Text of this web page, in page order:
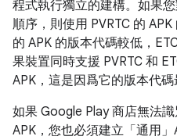
程式執行獨立的建構。如果
順序，則使用 PVRTC 的
的 APK 的版本代碼較低，
果裝置同時支援 PVRTC 和
APK，這是因爲它的版本代碼
如果 Google Play 商店無法
APK，您也必須建立「通用」